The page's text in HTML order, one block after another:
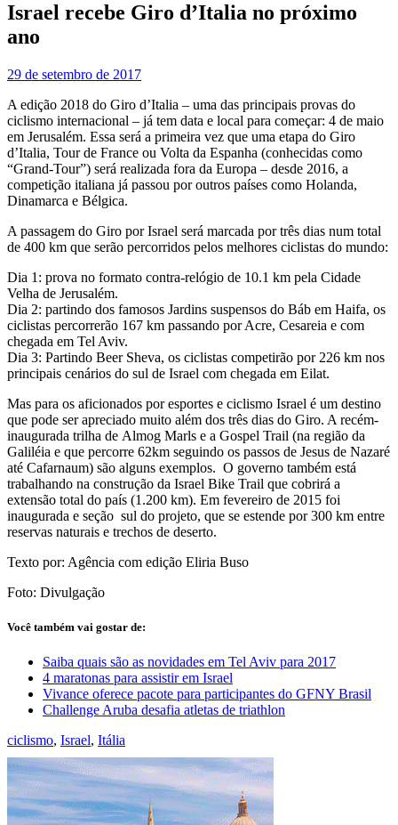
Israel recebe Giro d’Italia no próximo
ano
29 de setembro de 2017
A edição 2018 do Giro d’Italia – uma das principais provas do
ciclismo internacional – já tem data e local para começar: 4 de maio
em Jerusalém. Essa será a primeira vez que uma etapa do Giro
d’Italia, Tour de France ou Volta da Espanha (conhecidas como
“Grand-Tour”) será realizada fora da Europa – desde 2016, a
competição italiana já passou por outros países como Holanda,
Dinamarca e Bélgica.
A passagem do Giro por Israel será marcada por três dias num total
de 400 km que serão percorridos pelos melhores ciclistas do mundo:
Dia 1: prova no formato contra-relógio de 10.1 km pela Cidade
Velha de Jerusalém.
Dia 2: partindo dos famosos Jardins suspensos do Báb em Haifa, os
ciclistas percorrerão 167 km passando por Acre, Cesareia e com
chegada em Tel Aviv.
Dia 3: Partindo Beer Sheva, os ciclistas competirão por 226 km nos
principais cenários do sul de Israel com chegada em Eilat.
Mas para os aficionados por esportes e ciclismo Israel é um destino
que pode ser apreciado muito além dos três dias do Giro. A recém-
inaugurada trilha de Almog Marls e a Gospel Trail (na região da
Galiléia e que percorre 62km seguindo os passos de Jesus de Nazaré
até Cafarnaum) são alguns exemplos. O governo também está
trabalhando na construção da Israel Bike Trail que cobrirá a
extensão total do país (1.200 km). Em fevereiro de 2015 foi
inaugurada e seção sul do projeto, que se estende por 300 km entre
reservas naturais e trechos de deserto.
Texto por: Agência com edição Eliria Buso
Foto: Divulgação
Você também vai gostar de:
Saiba quais são as novidades em Tel Aviv para 2017
4 maratonas para assistir em Israel
Vivance oferece pacote para participantes do GFNY Brasil
Challenge Aruba desafia atletas de triathlon
ciclismo, Israel, Itália